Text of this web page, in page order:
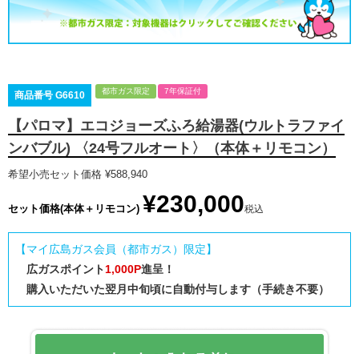
商品番号 G6610 都市ガス限定 7年保証付
【パロマ】エコジョーズふろ給湯器(ウルトラファイ
ンバブル) 〈24号フルオート〉（本体＋リモコン）
希望小売セット価格 ¥588,940
セット価格(本体＋リモコン) ¥230,000税込
【マイ広島ガス会員（都市ガス）限定】
広ガスポイント1,000P進呈！
購入いただいた翌月中旬頃に自動付与します（手続き不要）